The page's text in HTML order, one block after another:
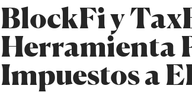
BlockFi y
Herramienta
Impuestos a